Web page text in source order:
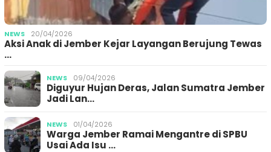
NEWS 20/04/2026
Aksi Anak di Jember Kejar Layangan Berujung Tewas
…
NEWS 09/04/2026
Diguyur Hujan Deras, Jalan Sumatra Jember
Jadi Lan…
NEWS 01/04/2026
Warga Jember Ramai Mengantre di SPBU
Usai Ada Isu …